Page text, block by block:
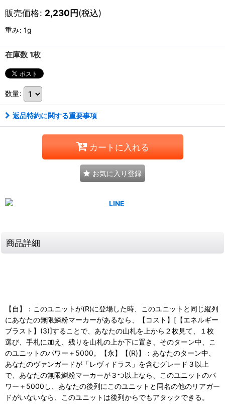
販売価格: 2,230円(税込)
重み: 1g
在庫数 1枚
数量:
返品特約に関する重要事項
カートに入れる
お気に入り登録
商品詳細
【自】：このユニットが(R)に登場した時、このユニットと同じ縦列
にあなたの無限鱗粉マーカーがあるなら、【コスト】[【エネルギー
ブラスト】(3)]することで、あなたの山札を上から２枚見て、１枚
選び、手札に加え、残りを山札の上か下に置き、そのターン中、こ
のユニットのパワー＋5000。【永】【(R)】：あなたのターン中、
あなたのヴァンガードが「レヴィドラス」を含むグレード３以上
で、あなたの無限鱗粉マーカーが３つ以上なら、このユニットのパ
ワー＋5000し、あなたの後列にこのユニットと同名の他のリアガー
ドがいないなら、このユニットは後列からでもアタックできる。